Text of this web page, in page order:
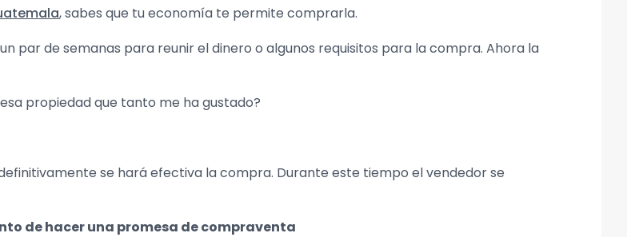
, sabes que tu economía te permite comprarla.
par de semanas para reunir el dinero o algunos requisitos para la compra. Ahora la
propiedad que tanto me ha gustado?
se hará efectiva la compra. Durante este tiempo el vendedor se
de hacer una promesa de compraventa